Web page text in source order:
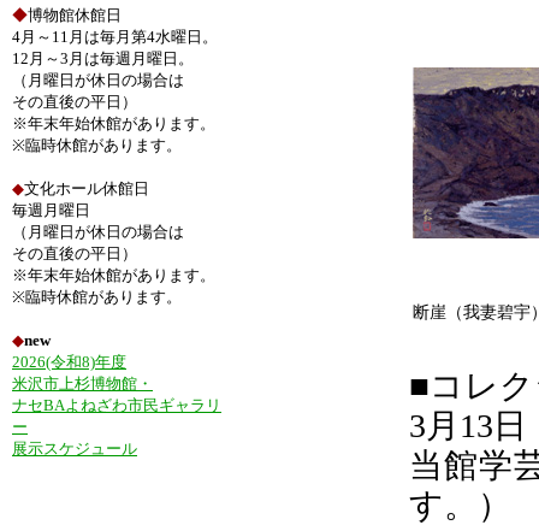
◆博物館休館日
4月～11月は毎月第4水曜日。
12月～3月は毎週月曜日。
（月曜日が休日の場合は
その直後の平日）
※年末年始休館があります。
※臨時休館があります。
◆文化ホール休館日
毎週月曜日
（月曜日が休日の場合は
その直後の平日）
※年末年始休館があります。
※臨時休館があります。
◆new
2026(令和8)年度
米沢市上杉博物館・
ナセBAよねざわ市民ギャラリ
ー
展示スケジュール
断崖（我妻碧宇
■コレ
3月13
当館学
す。）